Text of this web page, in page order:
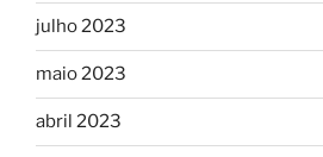
julho 2023
maio 2023
abril 2023